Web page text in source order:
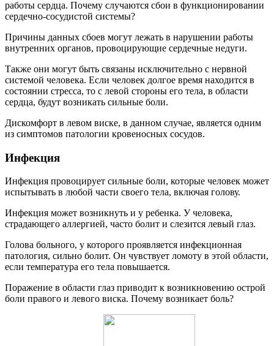
работы сердца. Почему случаются сбои в функционировании
сердечно-сосудистой системы?
Причины данных сбоев могут лежать в нарушении работы
внутренних органов, провоцирующие сердечные недуги.
Также они могут быть связаны исключительно с нервной
системой человека. Если человек долгое время находится в
состоянии стресса, то с левой стороны его тела, в области
сердца, будут возникать сильные боли.
Дискомфорт в левом виске, в данном случае, является одним
из симптомов патологии кровеносных сосудов.
Инфекция
Инфекция провоцирует сильные боли, которые человек может
испытывать в любой части своего тела, включая голову.
Инфекция может возникнуть и у ребенка. У человека,
страдающего аллергией, часто болит и слезится левый глаз.
Голова больного, у которого проявляется инфекционная
патология, сильно болит. Он чувствует ломоту в этой области,
если температура его тела повышается.
Поражение в области глаз приводит к возникновению острой
боли правого и левого виска. Почему возникает боль?